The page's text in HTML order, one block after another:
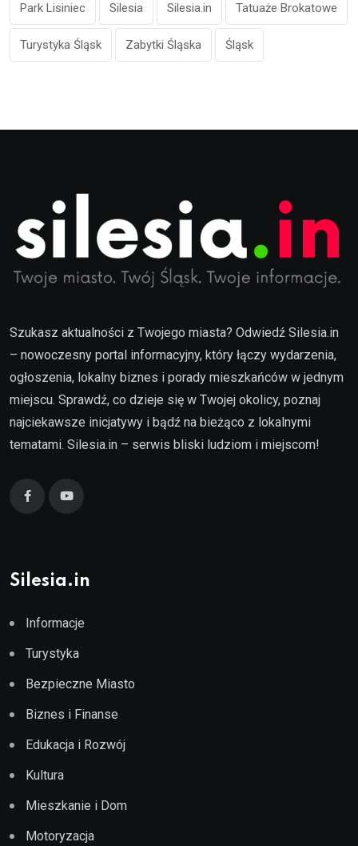
Park Lisiniec Silesia Silesia.in Tatuaże Brokatowe
Turystyka Śląsk Zabytki Śląska Śląsk
Szukasz aktualności z Twojego miasta? Odwiedź Silesia.in
– nowoczesny portal informacyjny, który łączy wydarzenia,
ogłoszenia, lokalny biznes i porady mieszkańców w jednym
miejscu. Sprawdź, co dzieje się w Twojej okolicy, poznaj
najciekawsze inicjatywy i bądź na bieżąco z lokalnymi
tematami. Silesia.in – serwis bliski ludziom i miejscom!
Silesia.in
Informacje
Turystyka
Bezpieczne Miasto
Biznes i Finanse
Edukacja i Rozwój
Kultura
Mieszkanie i Dom
Motoryzacja